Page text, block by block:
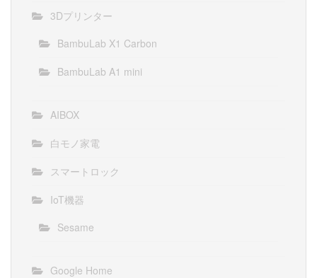
3Dプリンター
BambuLab X1 Carbon
BambuLab A1 mini
AIBOX
白モノ家電
スマートロック
IoT機器
Sesame
Google Home